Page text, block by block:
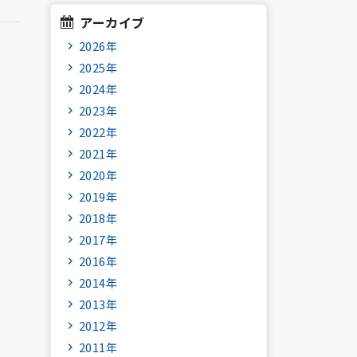
アーカイブ
2026年
2025年
2024年
2023年
2022年
2021年
2020年
2019年
2018年
2017年
2016年
2014年
2013年
2012年
2011年